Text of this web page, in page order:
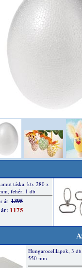
Hungarocelllapok, 3
550 mm